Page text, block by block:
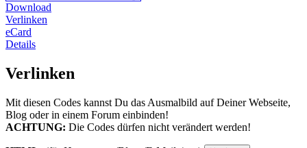
Download
Verlinken
eCard
Details
Verlinken
Mit diesen Codes kannst Du das Ausmalbild auf Deiner Webseite,
Blog oder in einem Forum einbinden!
ACHTUNG: Die Codes dürfen nicht verändert werden!